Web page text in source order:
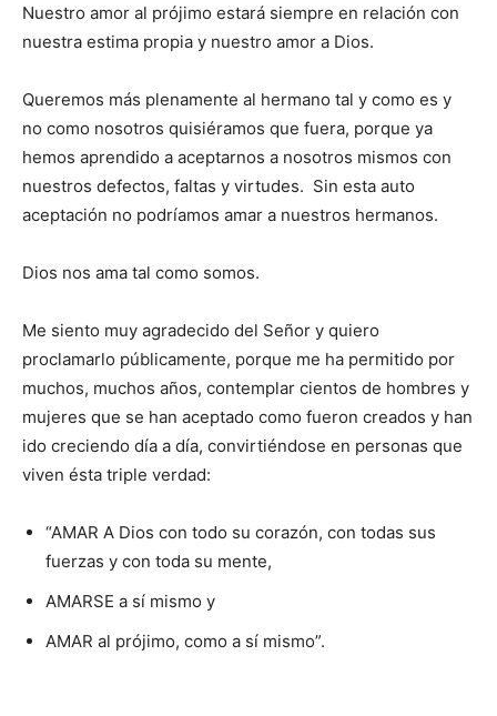
Nuestro amor al prójimo estará siempre en relación con
nuestra estima pro­pia y nuestro amor a Dios.
Queremos más plenamente al hermano tal y como es y
no como nosotros quisiéramos que fuera, porque ya
hemos aprendido a aceptarnos a nosotros mismos con
nuestros defectos, faltas y virtudes. Sin esta auto
aceptación no podríamos amar a nuestros hermanos.
Dios nos ama tal como somos.
Me siento muy agradecido del Señor y quiero
proclamarlo públicamente, porque me ha permitido por
muchos, muchos años, contemplar cientos de hombres y
mujeres que se han aceptado como fueron creados y han
ido creciendo día a día, convirtiéndose en personas que
viven ésta triple verdad:
“AMAR A Dios con todo su cora­zón, con todas sus
fuerzas y con toda su mente,
AMARSE a sí mismo y
AMAR al prójimo, como a sí mismo”.